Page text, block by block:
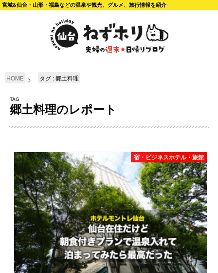
宮城&仙台・山形・福島などの温泉や観光、グルメ、旅行情報を紹介
HOME タグ : 郷土料理
TAG
郷土料理のレポート
宿・ビジネスホテル・旅館